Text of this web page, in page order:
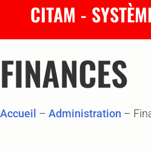
CITAM -
FINANCES
Accueil – Administration –